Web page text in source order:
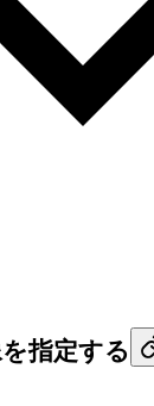
指定する